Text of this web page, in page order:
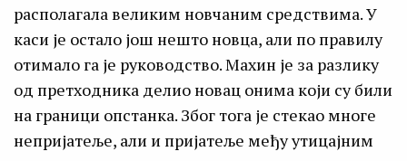
располагала великим новчаним средствима. У
каси је остало још нешто новца, али по правилу
отимало га је руководство. Махин је за разлику
од претходника делио новац онима који су били
на граници опстанка. Због тога је стекао многе
непријатеље, али и пријатеље међу утицајним